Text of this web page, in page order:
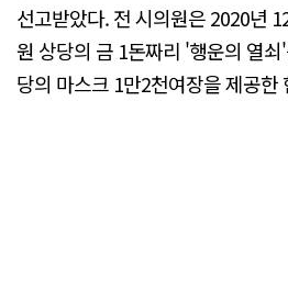
선고받았다. 전 시의원은 2020년
원 상당의 금 1돈짜리 '행운의 열
당의 마스크 1만2천여장을 제공한